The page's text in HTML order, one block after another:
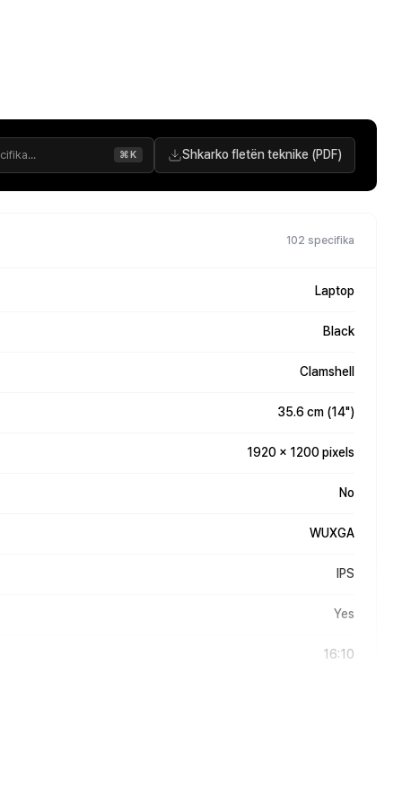
⌘K Shkarko fletën teknike (PDF)
102 specifika
Laptop
Black
Clamshell
35.6 cm (14")
1920 x 1200 pixels
No
WUXGA
IPS
Yes
16:10